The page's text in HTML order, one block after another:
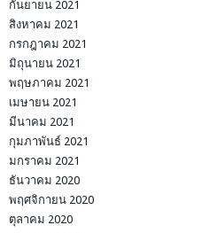
กรกฎาคม 2020
มิถุนายน 2020
พฤษภาคม 2020
เมษายน 2020
มีนาคม 2020
กุมภาพันธ์ 2020
มกราคม 2020
ธันวาคม 2019
พฤศจิกายน 2019
ตุลาคม 2019
กันยายน 2019
สิงหาคม 2019